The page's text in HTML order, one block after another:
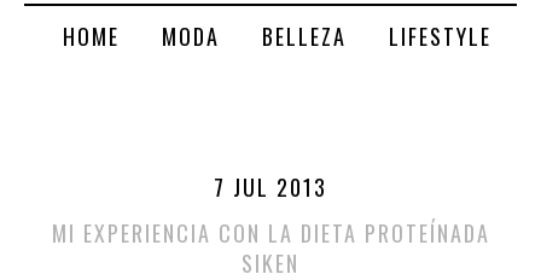
HOME MODA BELLEZA LIFESTYLE
7 JUL 2013
MI EXPERIENCIA CON LA DIETA PROTEÍNADA
SIKEN